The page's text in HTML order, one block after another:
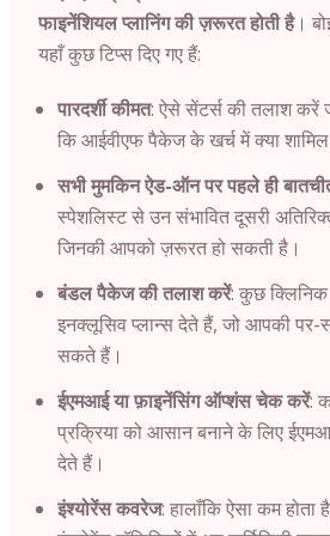
फाइनेंशियल प्लानिंग की ज़रूरत होती है।
यहाँ कुछ टिप्स दिए गए हैं:
पारदर्शी कीमत: ऐसे सेंटर्स की तलाश करें
कि आईवीएफ पैकेज के खर्च में क्या
सभी मुमकिन ऐड-ऑन पर पहले ही
स्पेशलिस्ट से उन संभावित दूसरी
जिनकी आपको ज़रूरत हो सकती है।
बंडल पैकेज की तलाश करें: कुछ
इनक्लूसिव प्लान्स देते हैं, जो आपकी
सकते हैं।
ईएमआई या फ़ाइनेंसिंग ऑप्शंस चेक करें:
प्रक्रिया को आसान बनाने के लिए
देते हैं।
इंश्योरेंस कवरेज: हालाँकि ऐसा कम